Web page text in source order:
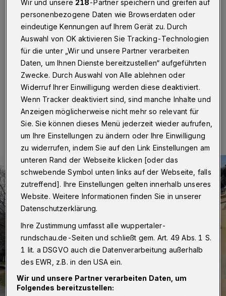
Wuppertal· Die Wuppertaler Stadtwerke (WSW)
beginnen am Montag (4. November 2024) mit der
Erneuerung der Aufzugsanlagen an der
Schwebebahnstation Adlerbrücke. Die Arbeiten starten
in Fahrtrichtung Vohwinkel.
31.10.2024 , 07:30 Uhr Eine Minute Lesezeit
Wir und unsere 218-Partner speichern und greifen auf
personenbezogene Daten wie Browserdaten oder
eindeutige Kennungen auf Ihrem Gerät zu. Durch
Auswahl von OK aktivieren Sie Tracking-Technologien
für die unter „Wir und unsere Partner verarbeiten
Daten, um Ihnen Dienste bereitzustellen“ aufgeführten
Zwecke. Durch Auswahl von Alle ablehnen oder
Widerruf Ihrer Einwilligung werden diese deaktiviert.
Wenn Tracker deaktiviert sind, sind manche Inhalte und
Anzeigen möglicherweise nicht mehr so relevant für
Sie. Sie können dieses Menü jederzeit wieder aufrufen,
um Ihre Einstellungen zu ändern oder Ihre Einwilligung
zu widerrufen, indem Sie auf den Link Einstellungen am
unteren Rand der Webseite klicken [oder das
schwebende Symbol unten links auf der Webseite, falls
zutreffend]. Ihre Einstellungen gelten innerhalb unseres
Website. Weitere Informationen finden Sie in unserer
Datenschutzerklärung.
Ihre Zustimmung umfasst alle wuppertaler-
rundschau.de-Seiten und schließt gem. Art. 49 Abs. 1 S.
1 lit. a DSGVO auch die Datenverarbeitung außerhalb
des EWR, z.B. in den USA ein.
Wir und unsere Partner verarbeiten Daten, um
Folgendes bereitzustellen: